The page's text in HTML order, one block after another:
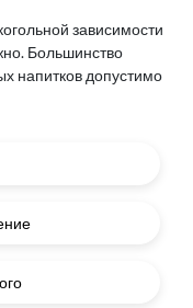
зависимости
Большинство
напитков допустимо